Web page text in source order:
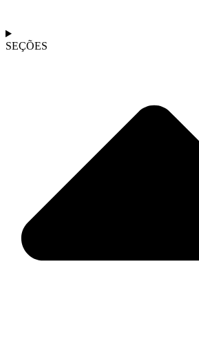
SEÇÕES